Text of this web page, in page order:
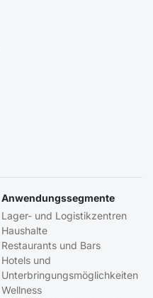
Anwendungssegmente
Lager- und Logistikzentren
Haushalte
Restaurants und Bars
Hotels und
Unterbringungsmöglichkeiten
Wellness